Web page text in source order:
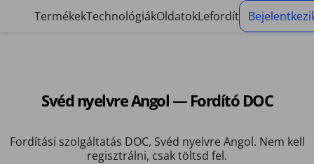
TermékekTechnológiákOldatokLefordít
Svéd nyelvre Angol — Fordító DOC
Fordítási szolgáltatás DOC, Svéd nyelvre Angol. Nem kell
regisztrálni, csak töltsd fel.